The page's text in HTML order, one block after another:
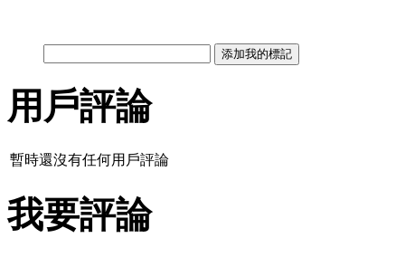
用戶評論
暫時還沒有任何用戶評論
我要評論